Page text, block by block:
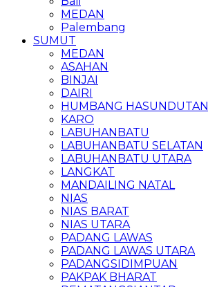
MEDAN
Palembang
SUMUT
MEDAN
ASAHAN
BINJAI
DAIRI
HUMBANG HASUNDUTAN
KARO
LABUHANBATU
LABUHANBATU SELATAN
LABUHANBATU UTARA
LANGKAT
MANDAILING NATAL
NIAS
NIAS BARAT
NIAS UTARA
PADANG LAWAS
PADANG LAWAS UTARA
PADANGSIDIMPUAN
PAKPAK BHARAT